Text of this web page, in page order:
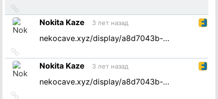
на
источникNokita Kaze 3 лет назад
nekocave.xyz/display/a8d7043b-…
на
источникNokita Kaze 3 лет назад
nekocave.xyz/display/a8d7043b-…